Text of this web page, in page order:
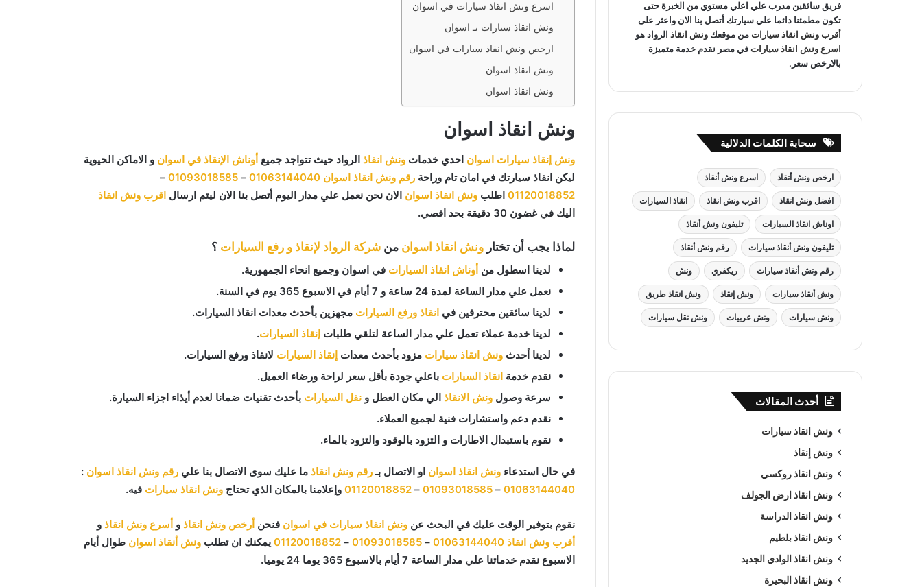
اسرع ونش انقاذ سيارات في اسوان
ونش انقاذ سيارات بـ اسوان
ارخص ونش انقاذ سيارات في اسوان
ونش انقاذ اسوان
ونش انقاذ اسوان
ونش انقاذ اسوان
ونش إنقاذ سيارات اسوان احدي خدمات ونش انقاذ الرواد حيث تتواجد جميع أوناش الإنقاذ في اسوان و الاماكن الحيوية
ليكن انقاذ سيارتك في امان تام وراحة رقم ونش انقاذ اسوان 01063144040
–
01093018585
–
01120018852 اطلب ونش انقاذ اسوان الان نحن نعمل علي مدار اليوم أتصل بنا الان ليتم ارسال اقرب ونش انقاذ
اليك في غضون 30 دقيقة بحد اقصي.
لماذا يجب أن تختار ونش انقاذ اسوان من شركة الرواد لإنقاذ و رفع السيارات ؟
لدينا اسطول من أوناش انقاذ السيارات في اسوان وجميع انحاء الجمهورية.
نعمل علي مدار الساعة لمدة 24 ساعة و 7 أيام في الاسبوع 365 يوم في السنة.
لدينا سائقين محترفين في انقاذ ورفع السيارات مجهزين بأحدث معدات انقاذ السيارات.
لدينا خدمة عملاء تعمل علي مدار الساعة لتلقي طلبات إنقاذ السيارات.
لدينا أحدث ونش انقاذ سيارات مزود بأحدث معدات إنقاذ السيارات لانقاذ ورفع السيارات.
نقدم خدمة انقاذ السيارات باعلي جودة بأقل سعر لراحة ورضاء العميل.
سرعة وصول ونش الانقاذ الي مكان العطل و نقل السيارات بأحدث تقنيات ضمانا لعدم أيذاء اجزاء السيارة.
نقدم دعم واستشارات فنية لجميع العملاء.
نقوم باستبدال الاطارات و التزود بالوقود والتزود بالماء.
في حال استدعاء ونش انقاذ اسوان او الاتصال بـرقم ونش انقاذ ما عليك سوى الاتصال بنا علي رقم ونش انقاذ اسوان :
01063144040
–
01093018585
–
01120018852 وإعلامنا بالمكان الذي تحتاج ونش انقاذ سيارات فيه.
نقوم بتوفير الوقت عليك في البحث عن ونش انقاذ سيارات في اسوان فنحن أرخص ونش انقاذ و أسرع ونش انقاذ و
أقرب ونش انقاذ 01063144040
–
01093018585
–
01120018852 يمكنك ان تطلب ونش أنقاذ اسوان طوال أيام
الاسبوع نقدم خدماتنا علي مدار الساعة 7 أيام بالاسبوع 365 يوما 24 يوميا.
فريق سائقين مدرب علي اعلي مستوي من الخبرة حتى
تكون مطمئنا دائما علي سيارتك أتصل بنا الان واعثر على
أقرب ونش انقاذ سياراتمن موقعك ونش انقاذ الرواد هو
اسرع ونش انقاذ سياراتفي مصر نقدم خدمة متميزة
بالارخص سعر.
سحابة الكلمات الدلالية
ارخص ونش أنقاذ اسرع ونش أنقاذ
افضل ونش انقاذ اقرب ونش انقاذ انقاذ السيارات
اوناش انقاذ السيارات تليفون ونش أنقاذ
تليفون ونش أنقاذ سيارات رقم ونش أنقاذ
رقم ونش أنقاذ سيارات ريكفري ونش
ونش أنقاذ سيارات ونش إنقاذ ونش انقاذ طريق
ونش سيارات ونش عربيات ونش نقل سيارات
أحدث المقالات
ونش انقاذ سيارات
ونش إنقاذ
ونش انقاذ روكسي
ونش انقاذ ارض الجولف
ونش انقاذ الدراسة
ونش انقاذ بلطيم
ونش انقاذ الوادي الجديد
ونش انقاذ البحيرة